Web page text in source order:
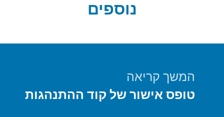
נוספים
המשך קריאה
טופס אישור של קוד ההתנהגות